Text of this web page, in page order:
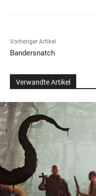
Vorheriger Artikel
Bandersnatch
Verwandte Artikel